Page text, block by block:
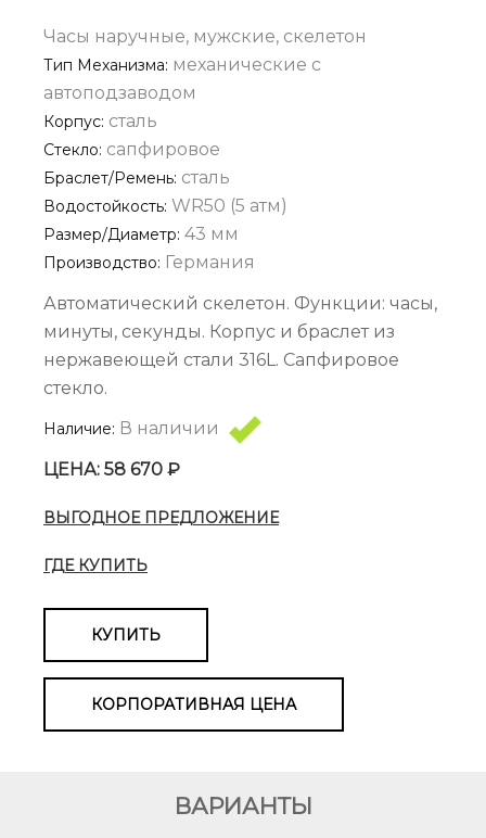
Часы наручные, мужские, скелетон
Тип Механизма: механические с
автоподзаводом
Корпус: сталь
Стекло: сапфировое
Браслет/Ремень: сталь
Водостойкость: WR50 (5 атм)
Размер/диаметр: 43 мм
Производство: Германия
Автоматический скелетон. Функции: часы,
минуты, секунды. Корпус и браслет из
нержавеющей стали 316L. Сапфировое
стекло.
Наличие: В наличии
ЦЕНА: 58 670 ₽
ВЫГОДНОЕ ПРЕДЛОЖЕНИЕ
ГДЕ КУПИТЬ
КУПИТЬ
КОРПОРАТИВНАЯ ЦЕНА
ВАРИАНТЫ